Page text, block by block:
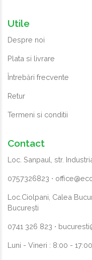
Utile
Despre noi
Plata si livrare
Întrebări frecvente
Retur
Termeni si conditii
Contact
Loc. Sanpaul, str.
0757326823 ⋅
Loc.Ciolpani, Calea
București
0741 326 823 ⋅
Luni - Vineri : 8:00 - 17:00